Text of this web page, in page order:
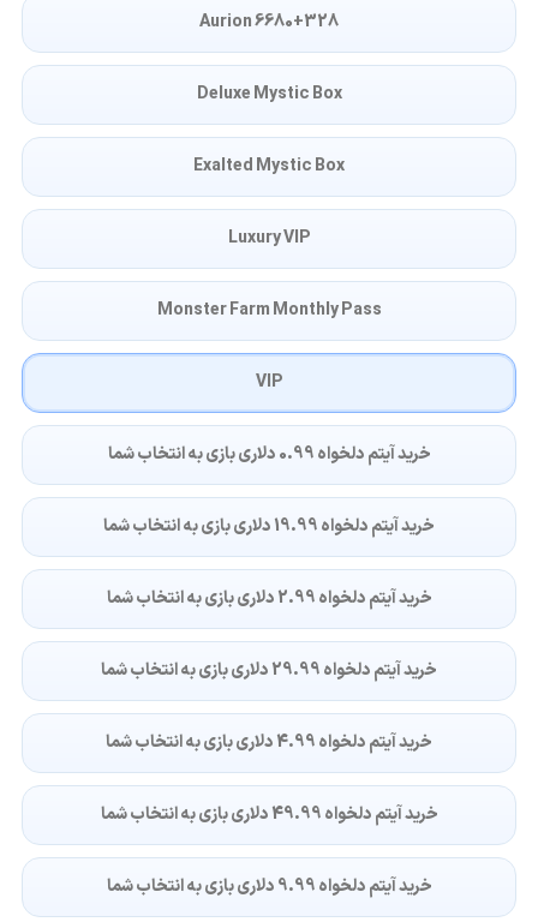
6680+328 Aurion
Deluxe Mystic Box
Exalted Mystic Box
Luxury VIP
Monster Farm Monthly Pass
VIP
خرید آیتم دلخواه 0.99 دلاری بازی به انتخاب شما
خرید آیتم دلخواه 19.99 دلاری بازی به انتخاب شما
خرید آیتم دلخواه 2.99 دلاری بازی به انتخاب شما
خرید آیتم دلخواه 29.99 دلاری بازی به انتخاب شما
خرید آیتم دلخواه 4.99 دلاری بازی به انتخاب شما
خرید آیتم دلخواه 49.99 دلاری بازی به انتخاب شما
خرید آیتم دلخواه 9.99 دلاری بازی به انتخاب شما